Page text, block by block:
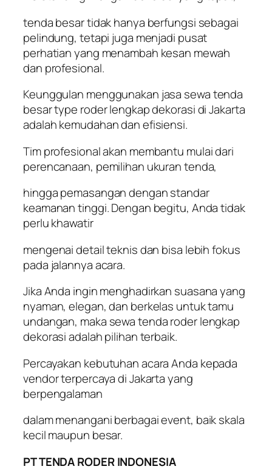
tenda besar tidak hanya berfungsi sebagai
pelindung, tetapi juga menjadi pusat
perhatian yang menambah kesan mewah
dan profesional.
Keunggulan menggunakan jasa sewa tenda
besar type roder lengkap dekorasi di Jakarta
adalah kemudahan dan efisiensi.
Tim profesional akan membantu mulai dari
perencanaan, pemilihan ukuran tenda,
hingga pemasangan dengan standar
keamanan tinggi. Dengan begitu, Anda tidak
perlu khawatir
mengenai detail teknis dan bisa lebih fokus
pada jalannya acara.
Jika Anda ingin menghadirkan suasana yang
nyaman, elegan, dan berkelas untuk tamu
undangan, maka sewa tenda roder lengkap
dekorasi adalah pilihan terbaik.
Percayakan kebutuhan acara Anda kepada
vendor terpercaya di Jakarta yang
berpengalaman
dalam menangani berbagai event, baik skala
kecil maupun besar.
PT TENDA RODER INDONESIA